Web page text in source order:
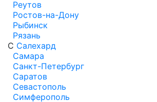
Реутов
Ростов-на-Дону
Рыбинск
Рязань
С Салехард
Самара
Санкт-Петербург
Саратов
Севастополь
Симферополь